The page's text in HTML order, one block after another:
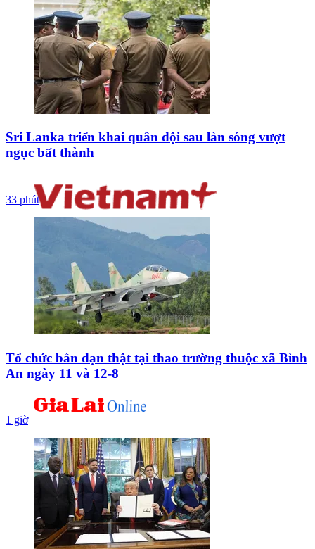
Sri Lanka triển khai quân đội sau làn sóng vượt
ngục bất thành
33 phút
Tổ chức bắn đạn thật tại thao trường thuộc xã Bình
An ngày 11 và 12-8
1 giờ